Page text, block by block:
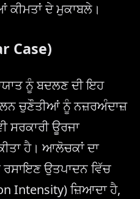
ਦੇ ਮੁਕਾਬਲੇ।
Case)
ਨੂੰ ਬਦਲਣ ਦੀ ਇਹ
ਚੁਣੌਤੀਆਂ ਨੂੰ ਨਜ਼ਰਅੰਦਾਜ਼
ਸਰਕਾਰੀ ਊਰਜਾ
ਹੈ। ਆਲੋਚਕਾਂ ਦਾ
ਰਸਾਇਣ ਉਤਪਾਦਨ ਵਿੱਚ
Intensity) ਜ਼ਿਆਦਾ ਹੈ,